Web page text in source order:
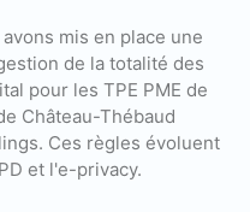
mis en place une
de la totalité des
pour les TPE PME de
Château-Thébaud
Ces règles évoluent
et l'e-privacy.